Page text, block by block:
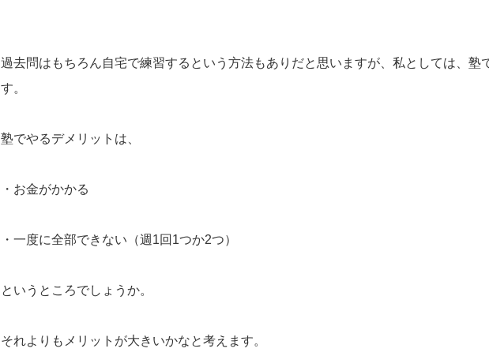
過去問はもちろん自宅で練習するという方法もありだと思いますが、私としては、塾
す。
塾でやるデメリットは、
・お金がかかる
・一度に全部できない（週1回1つか2つ）
というところでしょうか。
それよりもメリットが大きいかなと考えます。